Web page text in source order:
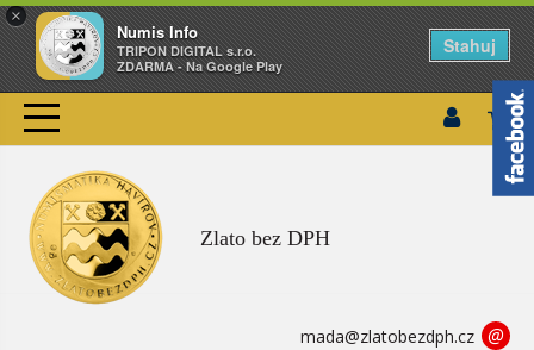
×
Numis Info
TRIPON DIGITAL s.r.o.
ZDARMA - Na Google Play
Stahuj
Zlato bez DPH
mada@zlatobezdph.cz @